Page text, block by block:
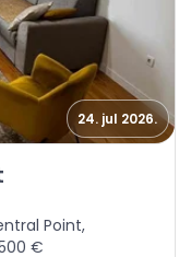
24. jul 2026.
Point
Point,
€